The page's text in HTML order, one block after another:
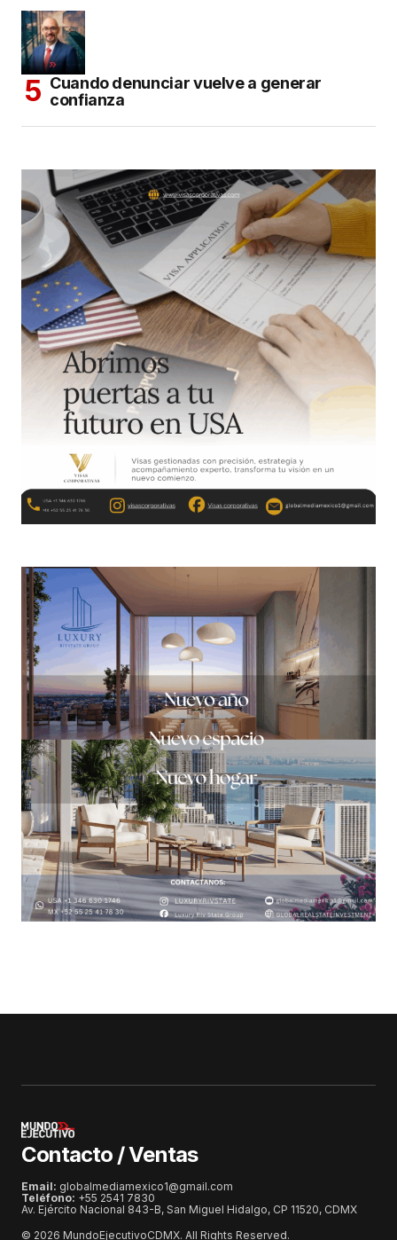
Cuando denunciar vuelve a generar
confianza
Contacto / Ventas
Email: globalmediamexico1@gmail.com
Teléfono: +55 2541 7830
Av. Ejército Nacional 843-B, San Miguel Hidalgo, CP 11520, CDMX
© 2026 MundoEjecutivoCDMX. All Rights Reserved.